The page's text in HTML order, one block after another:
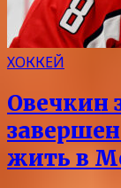
ХОККЕЙ
Овечкин
жить в